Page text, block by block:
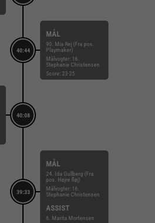
40:44
MÅL
90. Mia Rej (Fra pos.
Playmaker)
Målvogter: 16.
Stephanie Christensen
Score: 23-25
40:08
39:33
MÅL
24. Ida Gullberg (Fra
pos. Højre fløj)
Målvogter: 16.
Stephanie Christensen
ASSIST
6. Marita Mortensen